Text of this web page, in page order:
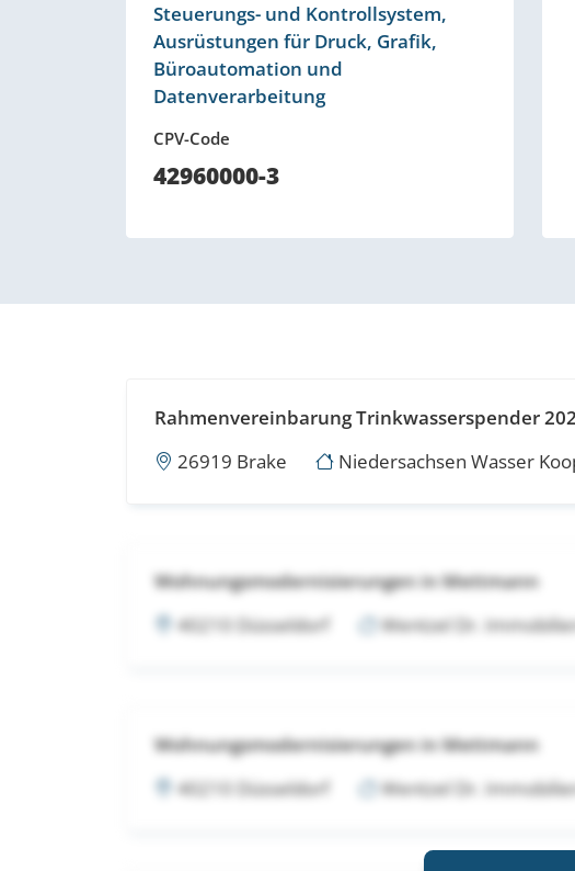
Steuerungs- und Kontrollsystem,
Ausrüstungen für Druck, Grafik,
Büroautomation und
Datenverarbeitung
CPV-Code
42960000-3
Rahmenvereinbarung Trinkwasserspender
26919 Brake
Niedersachsen Wasser
Wohnungsmodernisierungen in Mettmann
40210 Düsseldorf
Wentzel Dr.
Wohnungsmodernisierungen in Mettmann
40210 Düsseldorf
Wentzel Dr.